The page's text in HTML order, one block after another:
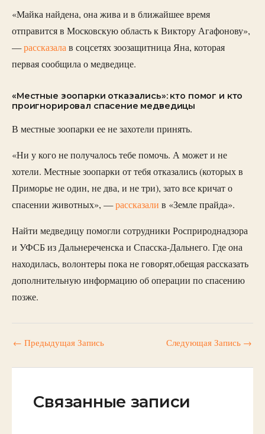
«Майка найдена, она жива и в ближайшее время
отправится в Московскую область к Виктору Агафонову»,
—рассказалав соцсетях зоозащитница Яна, которая
первая сообщила о медведице.
«Местные зоопарки отказались»: кто помог и кто
проигнорировал спасение медведицы
В местные зоопарки ее не захотели принять.
«Ни у кого не получалось тебе помочь. А может и не
хотели. Местные зоопарки от тебя отказались (которых в
Приморье не один, не два, и не три), зато все кричат о
спасении животных», —рассказали в «Земле прайда».
Найти медведицу помогли сотрудники Росприроднадзора
и УФСБ из Дальнереченска и Спасска-Дальнего. Где она
находилась, волонтеры пока не говорят,обещая рассказать
дополнительную информацию об операции по спасению
позже.
← Предыдущая Запись Следующая Запись →
Связанные записи